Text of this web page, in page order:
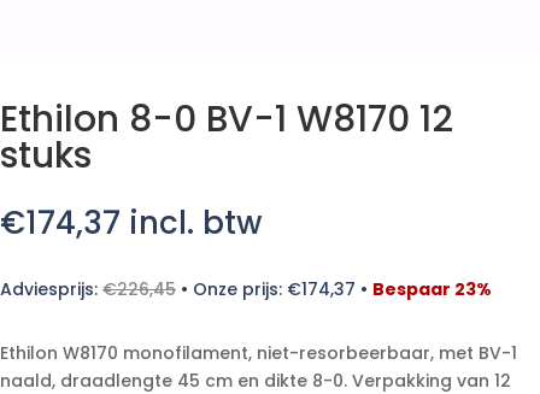
Ethilon 8-0 BV-1 W8170 12
stuks
€174,37 incl. btw
Adviesprijs: €226,45 • Onze prijs: €174,37 • Bespaar 23%
Ethilon W8170 monofilament, niet-resorbeerbaar, met BV-1
naald, draadlengte 45 cm en dikte 8-0. Verpakking van 12